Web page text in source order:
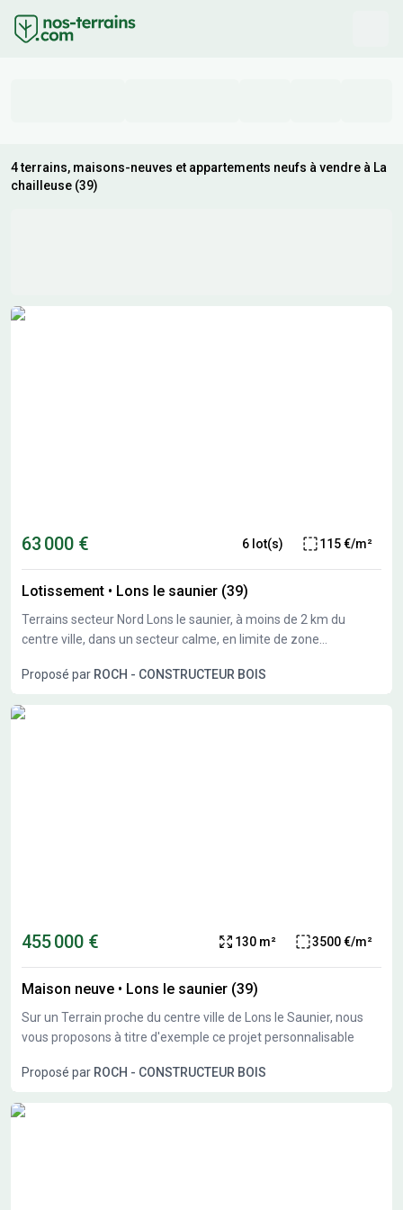
4 terrains, maisons-neuves et appartements neufs à vendre à La
chailleuse (39)
Résultats de recherche
63 000 € 6 lot(s) 115 €/m²
Lotissement • Lons le saunier (39)
Terrains secteur Nord Lons le saunier, à moins de 2 km du
centre ville, dans un secteur calme, en limite de zone
constructibles de 550 à 1300M²
Proposé par ROCH - CONSTRUCTEUR BOIS
455 000 € 130 m² 3500 €/m²
Maison neuve • Lons le saunier (39)
Sur un Terrain proche du centre ville de Lons le Saunier, nous
vous proposons à titre d'exemple ce projet personnalisable
Proposé par ROCH - CONSTRUCTEUR BOIS